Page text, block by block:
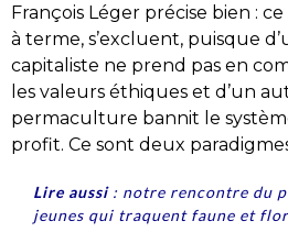
François Léger précise bien :
à terme, s’excluent, puisque
capitaliste ne prend pas en
les valeurs éthiques et d’un
permaculture bannit le
profit. Ce sont deux
Lire aussi: notre rencontre du
jeunes qui traquent faune et